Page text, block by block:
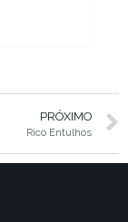
PRÓXIMO
Rico Entulhos